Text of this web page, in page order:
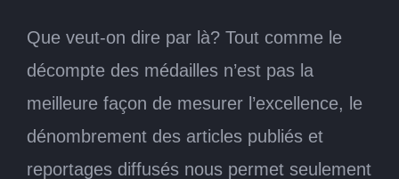
Que veut-on dire par là? Tout comme le
décompte des médailles n’est pas la
meilleure façon de mesurer l’excellence, le
dénombrement des articles publiés et
reportages diffusés nous permet seulement